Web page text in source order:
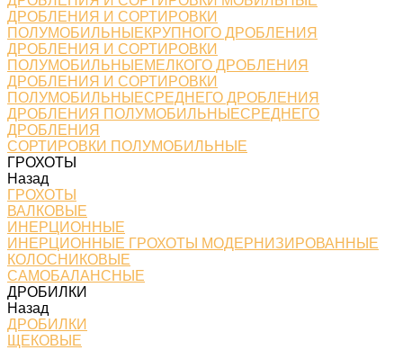
ДРОБЛЕНИЯ И СОРТИРОВКИ
ПОЛУМОБИЛЬНЫЕКРУПНОГО ДРОБЛЕНИЯ
ДРОБЛЕНИЯ И СОРТИРОВКИ
ПОЛУМОБИЛЬНЫЕМЕЛКОГО ДРОБЛЕНИЯ
ДРОБЛЕНИЯ И СОРТИРОВКИ
ПОЛУМОБИЛЬНЫЕСРЕДНЕГО ДРОБЛЕНИЯ
ДРОБЛЕНИЯ ПОЛУМОБИЛЬНЫЕСРЕДНЕГО
ДРОБЛЕНИЯ
СОРТИРОВКИ ПОЛУМОБИЛЬНЫЕ
ГРОХОТЫ
Назад
ГРОХОТЫ
ВАЛКОВЫЕ
ИНЕРЦИОННЫЕ
ИНЕРЦИОННЫЕ ГРОХОТЫ МОДЕРНИЗИРОВАННЫЕ
КОЛОСНИКОВЫЕ
САМОБАЛАНСНЫЕ
ДРОБИЛКИ
Назад
ДРОБИЛКИ
ЩЕКОВЫЕ